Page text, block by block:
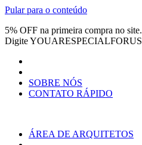
Pular para o conteúdo
5% OFF na primeira compra no site.
DigiteYOUARESPECIALFORUS
SOBRE NÓS
CONTATO RÁPIDO
ÁREA DE ARQUITETOS